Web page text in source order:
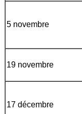
5 novembre
19 novembre
17 décembre